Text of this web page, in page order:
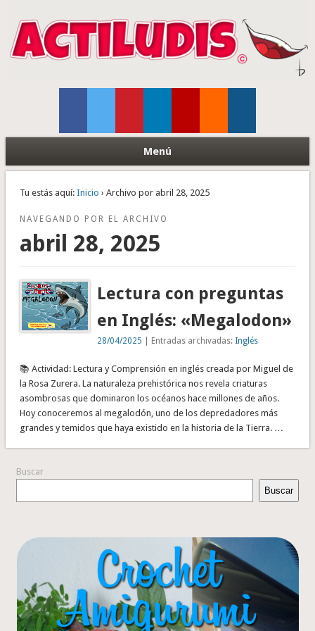
Menú
Tu estás aquí: Inicio › Archivo por abril 28, 2025
NAVEGANDO POR EL ARCHIVO
abril 28, 2025
Lectura con preguntas
en Inglés: «Megalodon»
28/04/2025 | Entradas archivadas: Inglés
📚 Actividad: Lectura y Comprensión en inglés creada por Miguel de
la Rosa Zurera. La naturaleza prehistórica nos revela criaturas
asombrosas que dominaron los océanos hace millones de años.
Hoy conoceremos al megalodón, uno de los depredadores más
grandes y temidos que haya existido en la historia de la Tierra. …
Buscar
Buscar